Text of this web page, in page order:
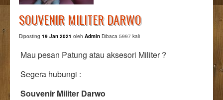
SOUVENIR MILITER DARWO
Diposting 19 Jan 2021 oleh Admin Dibaca 5997 kali
Mau pesan Patung atau aksesori Militer ?
Segera hubungi :
Souvenir Militer Darwo